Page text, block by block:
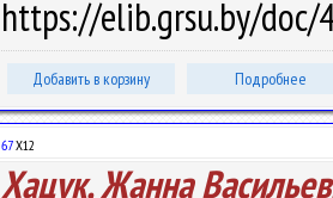
https://elib.grsu.by/doc/
Добавить в корзину Подробнее
67Х12
Хацук, Жанна